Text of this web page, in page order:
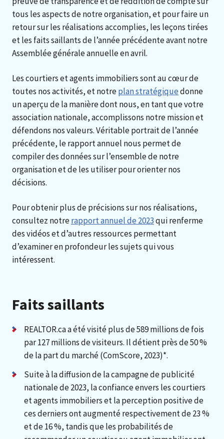
tous les aspects de notre organisation, et pour faire un
retour sur les réalisations accomplies, les leçons tirées
et les faits saillants de l’année précédente avant notre
Assemblée générale annuelle en avril.
Les courtiers et agents immobiliers sont au cœur de
toutes nos activités, et notreplan stratégiquedonne
un aperçu de la manière dont nous, en tant que votre
association nationale, accomplissons notre mission et
défendons nos valeurs. Véritable portrait de l’année
précédente, le rapport annuel nous permet de
compiler des données sur l’ensemble de notre
organisation et de les utiliser pour orienter nos
décisions.
Pour obtenir plus de précisions sur nos réalisations,
consultez notrerapport annuel de 2023qui renferme
des vidéos et d’autres ressources permettant
d’examiner en profondeur les sujets qui vous
intéressent.
Faits saillants
REALTOR.ca a été visité plus de 589 millions de fois
par 127 millions de visiteurs. Il détient près de 50 %
de la part du marché (ComScore, 2023)*.
Suite à la diffusion de la campagne de publicité
nationale de 2023, la confiance envers les courtiers
et agents immobiliers et la perception positive de
ces derniers ont augmenté respectivement de 23 %
et de 16 %, tandis que les probabilités de